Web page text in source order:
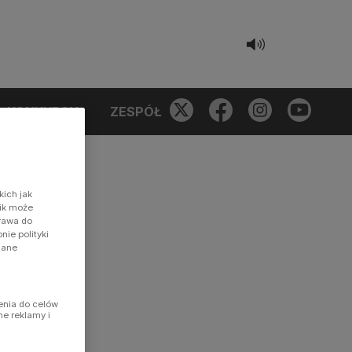
KONKURSY ZESPÓŁ
jak
może
do
polityki
do celów
reklamy i